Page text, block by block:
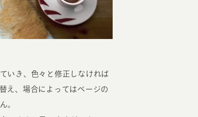
いき、色々と修正しなければ
え、場合によってはページの
。